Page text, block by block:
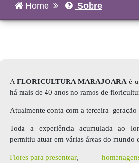
Home Sobre
AFLORICULTURA MARAJOARAé
há mais de 40 anos no ramos de
Atualmente conta com a terceira geração
Toda a experiência acumulada ao
permitiu atuar em várias áreas do mundo
Flores para presentear,